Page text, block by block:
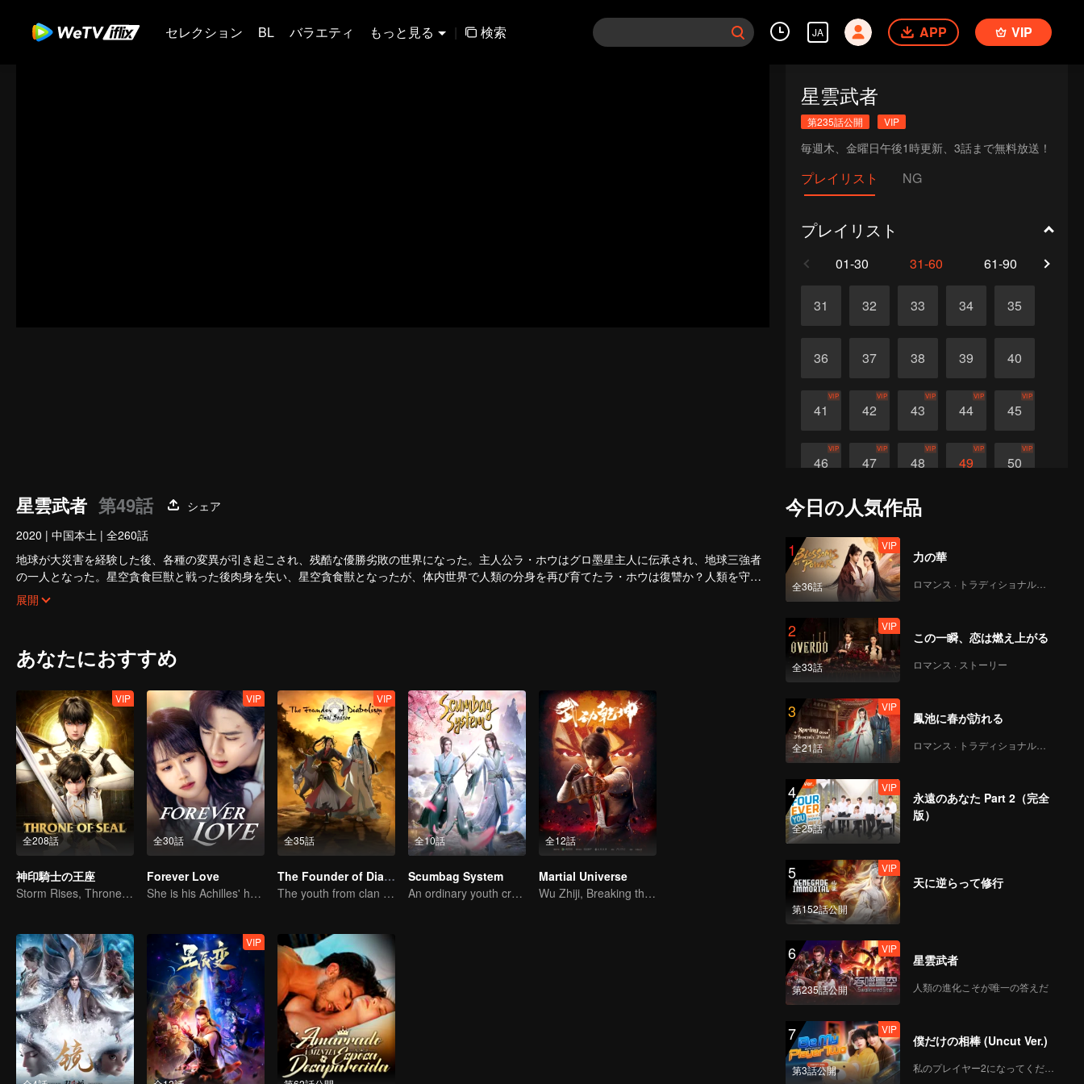
セレクション BL バラエティ もっと見る | 検索 JA APP VIP
星雲武者
第235話公開 VIP
毎週木、金曜日午後1時更新、3話まで無料放送！
プレイリスト NG
プレイリスト
01-30 31-60 61-90
31 32 33 34 35
36 37 38 39 40
41
VIP
42
VIP
43
VIP
44
VIP
45
VIP
46
VIP
47
VIP
48
VIP
49
VIP
50
VIP
51
VIP
52
VIP
53
56
VIP
57
VIP
58
VIP
星雲武者 第49話
シェア
2020 | 中国本土 | 全260話
地球が大災害を経験した後、各種の変異が引き起こされ、残酷な優勝劣敗の世界になった。主人公ラ・ホウはグロ墨星主人に伝承され、地球三強者
の一人となった。星空貪食巨獣と戦った後肉身を失い、星空貪食獣となったが、体内世界で人類の分身を再び育てたラ・ホウは復讐か？人類を守る
か？
展開
あなたにおすすめ
全208話
VIP
神印騎士の王座
Storm Rises, Throne Falls
全30話
VIP
Forever Love
She is his Achilles' heel and his armor
全35話
VIP
The Founder of Diabolism
The youth from clan of cultivators killed the devils for the others
全10話
Scumbag System
An ordinary youth crossing as a villain into the book and abusing the hero!
全12話
Martial Universe
Wu Zhiji, Breaking the Sky, Moving the Heaven and the Earth
VIP
今日の人気作品
1
全36話
VIP
力の華
ロマンス · トラディショナル・コスチューム
2
全33話
VIP
この一瞬、恋は燃え上がる
ロマンス · ストーリー
3
全21話
VIP
鳳池に春が訪れる
ロマンス · トラディショナル・コスチューム
4
全25話
VIP
永遠のあなた Part 2（完全
版）
5
第152話公開
VIP
天に逆らって修行
6
第235話公開
VIP
星雲武者
人類の進化こそが唯一の答えだ
7
第3話公開
VIP
僕だけの相棒 (Uncut Ver.)
私のプレイヤー2になってください